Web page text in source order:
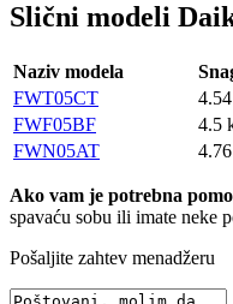
Slični modeli
Naziv modela
FWT05CT
FWF05BF
4.5
FWN05AT
Ako vam je potrebna
spavaću sobu ili imate neke
Pošaljite zahtev menadžeru